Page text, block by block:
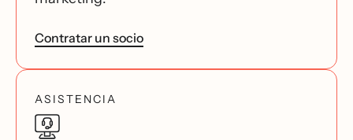
Contratar un socio
ASISTENCIA